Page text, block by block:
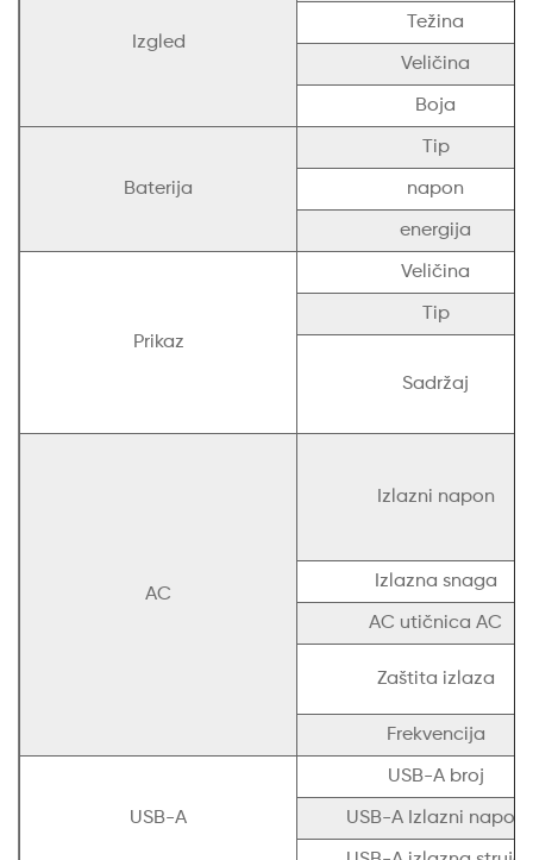
Izgled
Težina
Veličina
Boja
Baterija
Tip
napon
energija
Prikaz
Veličina
Tip
Sadržaj
AC
Izlazni napon
Izlazna snaga
AC utičnica AC
Zaštita izlaza
Frekvencija
USB-A
USB-A broj
USB-A Izlazni napon